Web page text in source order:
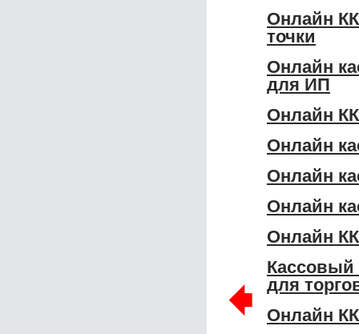
Онлайн
точки
Онлайн
для ИП
Онлайн
Онлайн
Онлайн
Онлайн
Онлайн
для
Онлайн
🠸